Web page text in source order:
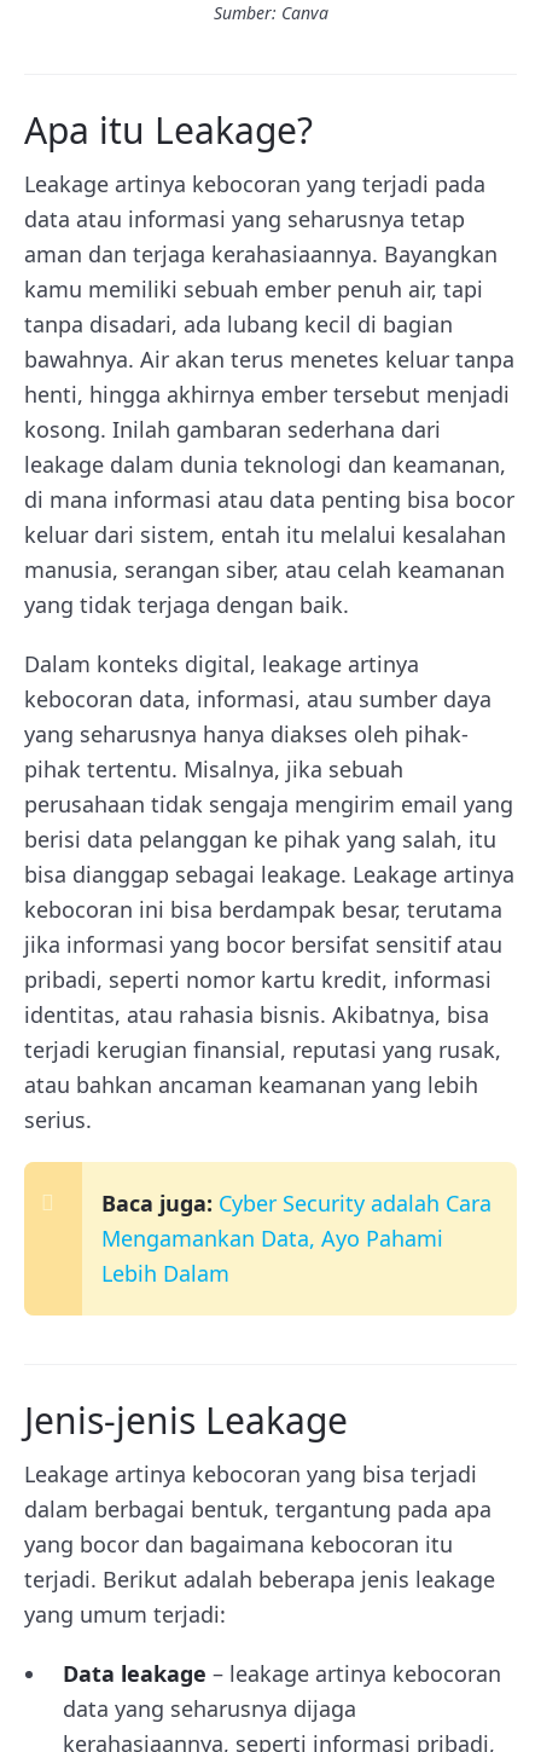
Sumber: Canva
Apa itu Leakage?
Leakage artinya kebocoran yang terjadi pada
data atau informasi yang seharusnya tetap
aman dan terjaga kerahasiaannya. Bayangkan
kamu memiliki sebuah ember penuh air, tapi
tanpa disadari, ada lubang kecil di bagian
bawahnya. Air akan terus menetes keluar tanpa
henti, hingga akhirnya ember tersebut menjadi
kosong. Inilah gambaran sederhana dari
leakage dalam dunia teknologi dan keamanan,
di mana informasi atau data penting bisa bocor
keluar dari sistem, entah itu melalui kesalahan
manusia, serangan siber, atau celah keamanan
yang tidak terjaga dengan baik.
Dalam konteks digital, leakage artinya
kebocoran data, informasi, atau sumber daya
yang seharusnya hanya diakses oleh pihak-
pihak tertentu. Misalnya, jika sebuah
perusahaan tidak sengaja mengirim email yang
berisi data pelanggan ke pihak yang salah, itu
bisa dianggap sebagai leakage. Leakage artinya
kebocoran ini bisa berdampak besar, terutama
jika informasi yang bocor bersifat sensitif atau
pribadi, seperti nomor kartu kredit, informasi
identitas, atau rahasia bisnis. Akibatnya, bisa
terjadi kerugian finansial, reputasi yang rusak,
atau bahkan ancaman keamanan yang lebih
serius.
Baca juga: Cyber Security adalah Cara
Mengamankan Data, Ayo Pahami
Lebih Dalam
Jenis-jenis Leakage
Leakage artinya kebocoran yang bisa terjadi
dalam berbagai bentuk, tergantung pada apa
yang bocor dan bagaimana kebocoran itu
terjadi. Berikut adalah beberapa jenis leakage
yang umum terjadi:
Data leakage – leakage artinya kebocoran
data yang seharusnya dijaga
kerahasiaannya, seperti informasi pribadi,